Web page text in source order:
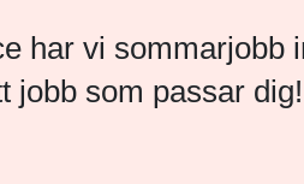
har vi sommarjobb
jobb som passar dig!